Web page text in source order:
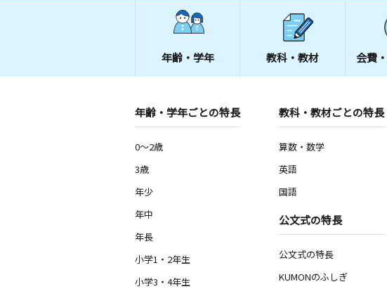
年齢・学年 教科・教材 会費・
年齢・学年ごとの特長
0～2歳
3歳
年少
年中
年長
小学1・2年生
小学3・4年生
教科・教材ごとの特長
算数・数学
英語
国語
公文式の特長
公文式の特長
KUMONのふしぎ